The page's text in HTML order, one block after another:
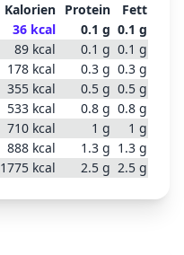
Kalorien Protein
Fett
36 kcal 0.1 g 0.1 g
89 kcal 0.1 g 0.1 g
178 kcal 0.3 g 0.3 g
355 kcal 0.5 g 0.5 g
533 kcal 0.8 g 0.8 g
710 kcal 1 g 1 g
888 kcal 1.3 g 1.3 g
1775 kcal 2.5 g 2.5 g